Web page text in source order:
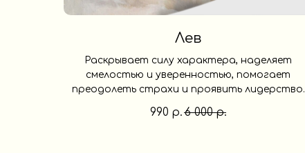
Лев
Раскрывает силу характера, наделяет
смелостью и уверенностью, помогает
преодолеть страхи и проявить лидерство.
990 р.6 000 р.